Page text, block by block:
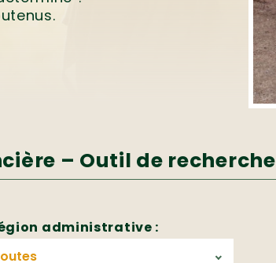
– Outil de recherche
administrative :